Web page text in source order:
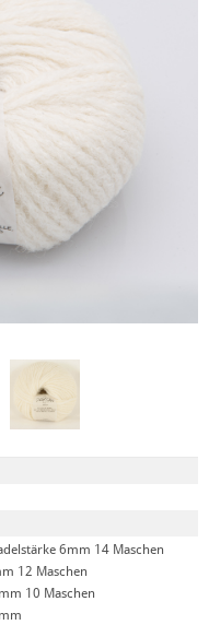
6mm 14 Maschen
12 Maschen
10 Maschen